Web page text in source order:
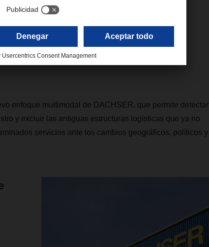
segundo mayor proveedor de
en nuestra red EMEA" Paolo
de Supply Chain Management
enfoque multimodal de DACHSER, que permite detectar
y excluir las antiguas estructuras logísticas que ya no
servicios ante los cambios geográficos, políticos y